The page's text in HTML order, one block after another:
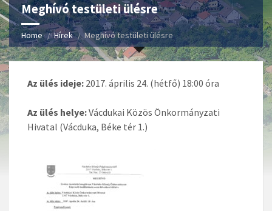
Meghívó testületi ülésre
Home Hírek Meghívó testületi ülésre
Az ülés ideje: 2017. április 24. (hétfő) 18:00 óra
Az ülés helye:Vácdukai Közös Önkormányzati
Hivatal (Vácduka, Béke tér 1.)